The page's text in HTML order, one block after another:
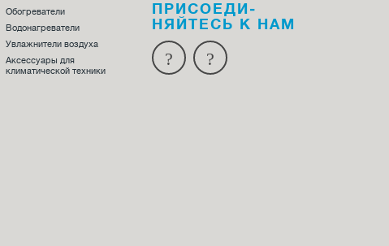
Обогреватели
Водонагреватели
Увлажнители воздуха
Аксессуары для
климатической техники
ПРИСОЕДИ­
НЯЙТЕСЬ К НАМ